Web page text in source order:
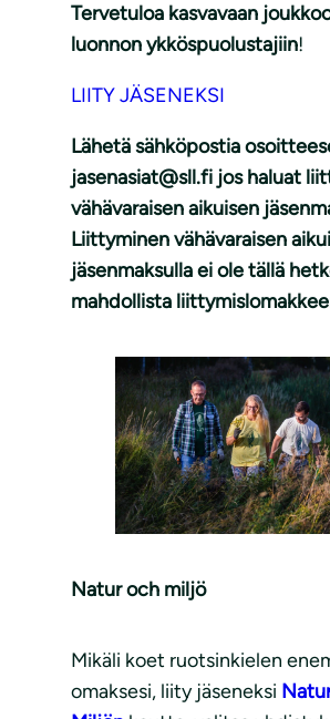
Tervetuloa kasvavaan
luonnon ykköspuolustajiin!
LIITY JÄSENEKSI
Lähetä sähköpostia
jasenasiat@sll.fi jos haluat
vähävaraisen aikuisen
Liittyminen vähävaraisen
jäsenmaksulla ei ole tällä
mahdollista
Natur och miljö
Mikäli koet ruotsinkielen
omaksesi, liity jäseneksi